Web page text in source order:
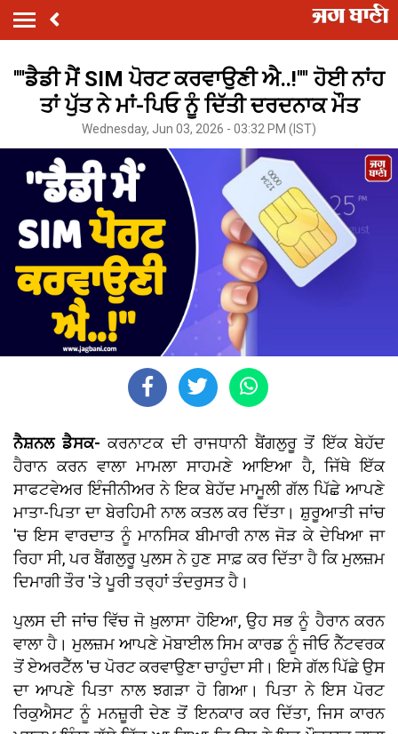
''''ਡੈਡੀ ਮੈਂ SIM ਪੋਰਟ ਕਰਵਾਉਣੀ ਐ..!'''' ਹੋਈ ਨਾਂਹ
ਤਾਂ ਪੁੱਤ ਨੇ ਮਾਂ-ਪਿਓ ਨੂੰ ਦਿੱਤੀ ਦਰਦਨਾਕ ਮੌਤ
Wednesday, Jun 03, 2026 - 03:32 PM (IST)
ਨੈਸ਼ਨਲ ਡੈਸਕ- ਕਰਨਾਟਕ ਦੀ ਰਾਜਧਾਨੀ ਬੈਂਗਲੁਰੂ ਤੋਂ ਇੱਕ ਬੇਹੱਦ
ਹੈਰਾਨ ਕਰਨ ਵਾਲਾ ਮਾਮਲਾ ਸਾਹਮਣੇ ਆਇਆ ਹੈ, ਜਿੱਥੇ ਇੱਕ
ਸਾਫਟਵੇਅਰ ਇੰਜੀਨੀਅਰ ਨੇ ਇਕ ਬੇਹੱਦ ਮਾਮੂਲੀ ਗੱਲ ਪਿੱਛੇ ਆਪਣੇ
ਮਾਤਾ-ਪਿਤਾ ਦਾ ਬੇਰਹਿਮੀ ਨਾਲ ਕਤਲ ਕਰ ਦਿੱਤਾ। ਸ਼ੁਰੂਆਤੀ ਜਾਂਚ
'ਚ ਇਸ ਵਾਰਦਾਤ ਨੂੰ ਮਾਨਸਿਕ ਬੀਮਾਰੀ ਨਾਲ ਜੋੜ ਕੇ ਦੇਖਿਆ ਜਾ
ਰਿਹਾ ਸੀ, ਪਰ ਬੈਂਗਲੁਰੂ ਪੁਲਸ ਨੇ ਹੁਣ ਸਾਫ਼ ਕਰ ਦਿੱਤਾ ਹੈ ਕਿ ਮੁਲਜ਼ਮ
ਦਿਮਾਗੀ ਤੌਰ 'ਤੇ ਪੂਰੀ ਤਰ੍ਹਾਂ ਤੰਦਰੁਸਤ ਹੈ।
ਪੁਲਸ ਦੀ ਜਾਂਚ ਵਿੱਚ ਜੋ ਖ਼ੁਲਾਸਾ ਹੋਇਆ, ਉਹ ਸਭ ਨੂੰ ਹੈਰਾਨ ਕਰਨ
ਵਾਲਾ ਹੈ। ਮੁਲਜ਼ਮ ਆਪਣੇ ਮੋਬਾਈਲ ਸਿਮ ਕਾਰਡ ਨੂੰ ਜੀਓ ਨੈੱਟਵਰਕ
ਤੋਂ ਏਅਰਟੈੱਲ 'ਚ ਪੋਰਟ ਕਰਵਾਉਣਾ ਚਾਹੁੰਦਾ ਸੀ। ਇਸੇ ਗੱਲ ਪਿੱਛੇ ਉਸ
ਦਾ ਆਪਣੇ ਪਿਤਾ ਨਾਲ ਝਗੜਾ ਹੋ ਗਿਆ। ਪਿਤਾ ਨੇ ਇਸ ਪੋਰਟ
ਰਿਕੁਐਸਟ ਨੂੰ ਮਨਜ਼ੂਰੀ ਦੇਣ ਤੋਂ ਇਨਕਾਰ ਕਰ ਦਿੱਤਾ, ਜਿਸ ਕਾਰਨ